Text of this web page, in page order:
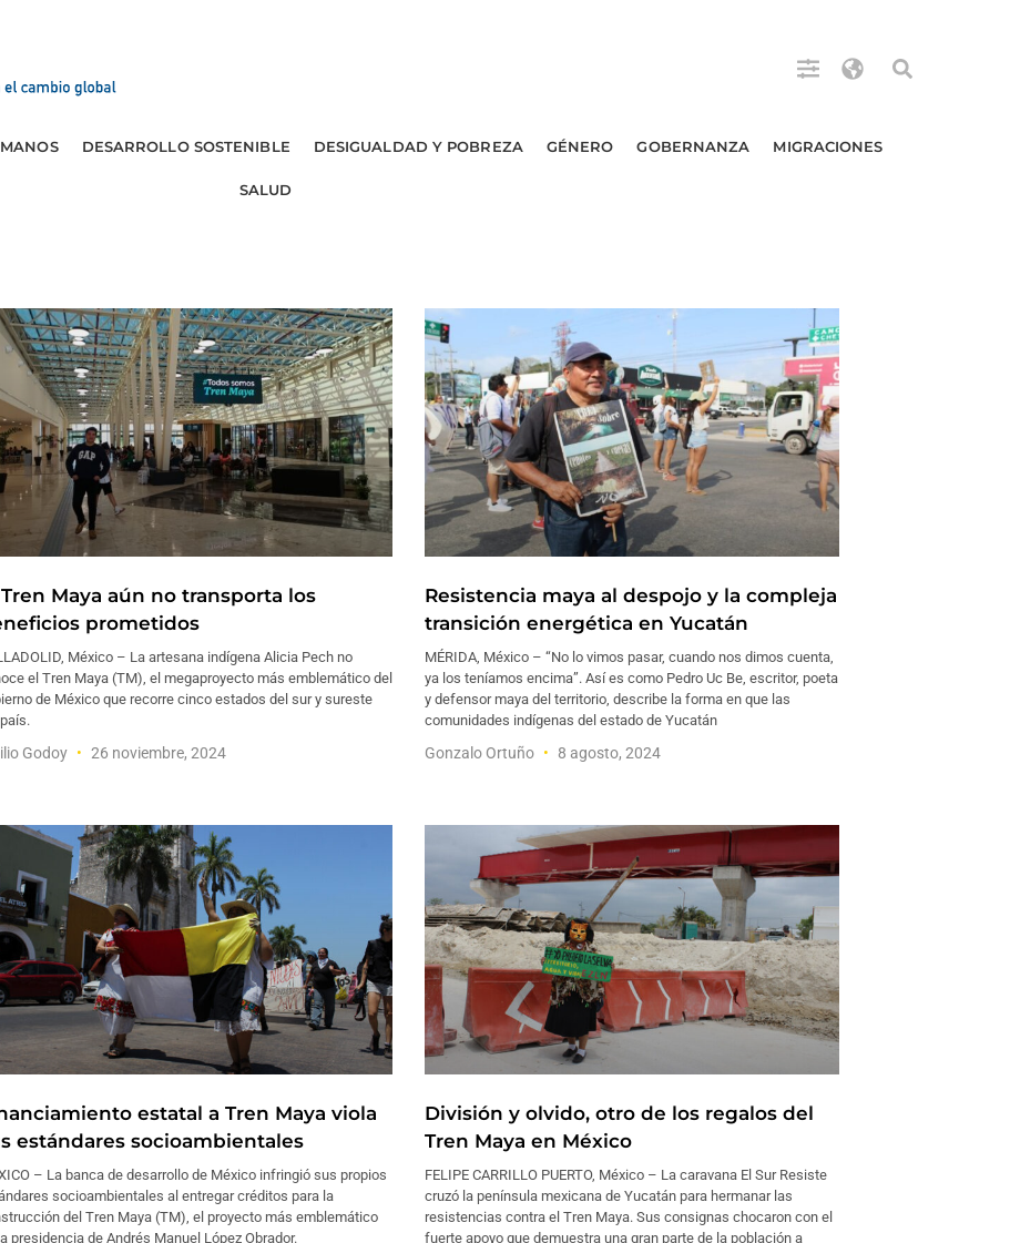
DESARROLLO SOSTENIBLE DESIGUALDAD Y POBREZA GÉNERO GOBERNANZA MIGRACIONES
SALUD
Tren Maya aún no transporta los
prometidos
México – La artesana indígena Alicia Pech no
el Tren Maya (TM), el megaproyecto más emblemático del
de México que recorre cinco estados del sur y sureste
Godoy 26 noviembre, 2024
Resistencia maya al despojo y la compleja
transición energética en Yucatán
MÉRIDA, México – “No lo vimos pasar, cuando nos dimos cuenta,
ya los teníamos encima”. Así es como Pedro Uc Be, escritor, poeta
y defensor maya del territorio, describe la forma en que las
comunidades indígenas del estado de Yucatán
Gonzalo Ortuño 8 agosto, 2024
estatal a Tren Maya viola
estándares socioambientales
– La banca de desarrollo de México infringió sus propios
socioambientales al entregar créditos para la
del Tren Maya (TM), el proyecto más emblemático
presidencia de Andrés Manuel López Obrador.
División y olvido, otro de los regalos del
Tren Maya en México
FELIPE CARRILLO PUERTO, México – La caravana El Sur Resiste
cruzó la península mexicana de Yucatán para hermanar las
resistencias contra el Tren Maya. Sus consignas chocaron con el
fuerte apoyo que demuestra una gran parte de la población a